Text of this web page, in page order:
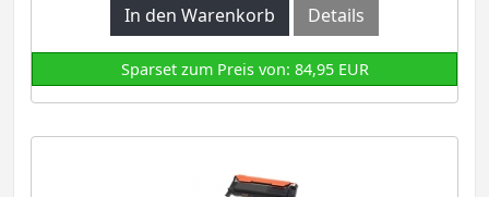
In den Warenkorb
Details
Sparset zum Preis von: 84,95 EUR